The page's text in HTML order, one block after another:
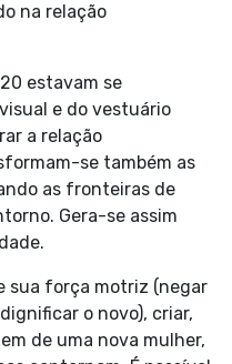
na relação
estavam se
e do vestuário
a relação
se também as
as fronteiras de
Gera-se assim
sua força motriz (negar
o novo), criar,
de uma nova mulher,